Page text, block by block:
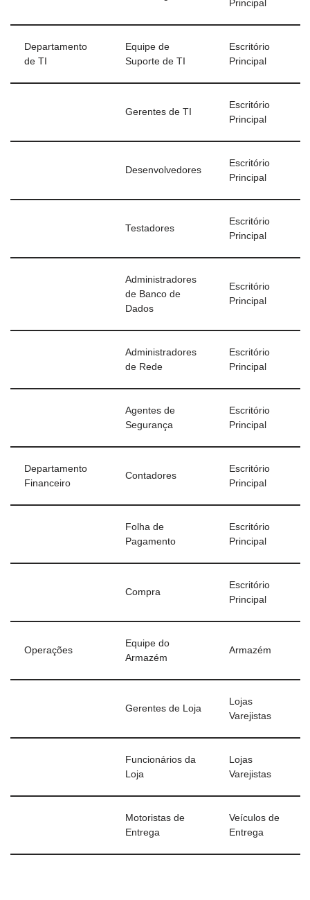
Principal
Departamento
de TI
Equipe de
Suporte de TI
Escritório
Principal
Gerentes de TI
Escritório
Principal
Desenvolvedores
Escritório
Principal
Testadores
Escritório
Principal
Administradores
de Banco de
Dados
Escritório
Principal
Administradores
de Rede
Escritório
Principal
Agentes de
Segurança
Escritório
Principal
Departamento
Financeiro
Contadores
Escritório
Principal
Folha de
Pagamento
Escritório
Principal
Compra
Escritório
Principal
Operações
Equipe do
Armazém
Armazém
Gerentes de Loja
Lojas
Varejistas
Funcionários da
Loja
Lojas
Varejistas
Motoristas de
Entrega
Veículos de
Entrega